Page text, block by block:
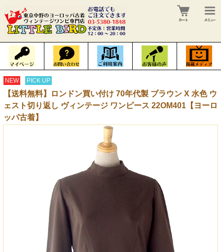
NEW PICK UP
【送料無料】ロンドン買い付け 70年代製 ブラウン X 水色 ウ
ェスト切り返し ヴィンテージ ワンピース 22OM401【ヨーロ
ッパ古着】